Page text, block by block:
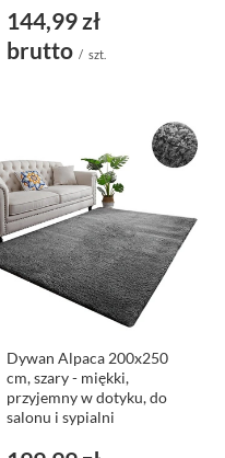
144,99 zł
brutto / szt.
Dywan Alpaca 200x250
cm, szary - miękki,
przyjemny w dotyku, do
salonu i sypialni